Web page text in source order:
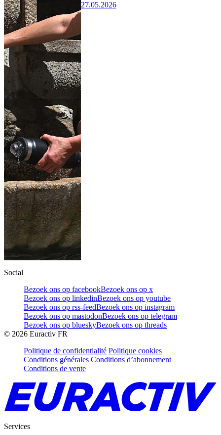
27.05.2026
Social
Bezoek ons op facebookBezoek ons op x
Bezoek ons op linkedinBezoek ons op youtube
Bezoek ons op rss-feedBezoek ons op instagram
Bezoek ons op mastodonBezoek ons op telegram
Bezoek ons op blueskyBezoek ons op threads
© 2026 Euractiv FR
Politique de confidentialité Politique cookies
Conditions générales Conditions d’abonnement
Conditions de vente
Services